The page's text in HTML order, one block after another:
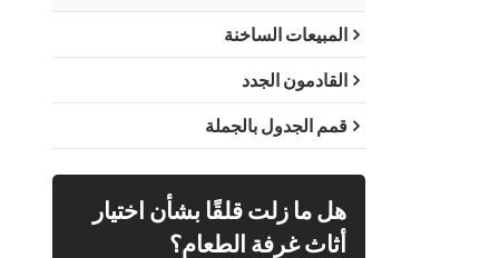
المبيعات الساخنة
القادمون الجدد
قمم الجدول بالجملة
هل ما زلت قلقًا بشأن اختيار
أثاث غرفة الطعام؟